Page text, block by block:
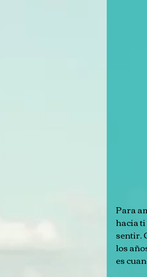
Para
hacia
sentir.
los
es